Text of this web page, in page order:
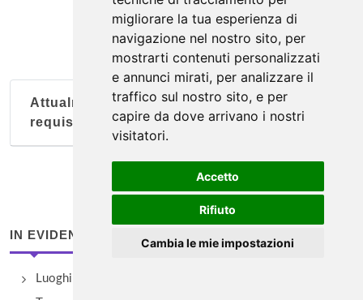
migliorare la tua esperienza di
navigazione nel nostro sito, per
mostrarti contenuti personalizzati
e annunci mirati, per analizzare il
traffico sul nostro sito, e per
capire da dove arrivano i nostri
visitatori.
Accetto
Rifiuto
Cambia le mie impostazioni
Attualmente nessun soggetto con questi
requisiti
IN EVIDENZA
Luoghi di Palermo